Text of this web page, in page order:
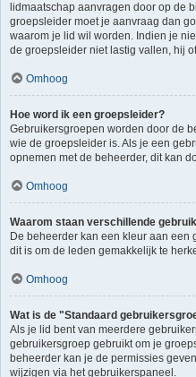
lidmaatschap aanvragen door op de
groepsleider moet je aanvraag dan
waarom je lid wil worden. Indien je
de groepsleider niet lastig vallen, hij
Omhoog
Hoe word ik een groepsleider?
Gebruikersgroepen worden door de
wie de groepsleider is. Als je een
opnemen met de beheerder, dit kan
Omhoog
Waarom staan verschillende
De beheerder kan een kleur aan
dit is om de leden gemakkelijk te
Omhoog
Wat is de "Standaard
Als je lid bent van meerdere
gebruikersgroep gebruikt om je
beheerder kan je de permissies
wijzigen via het gebruikerspaneel.